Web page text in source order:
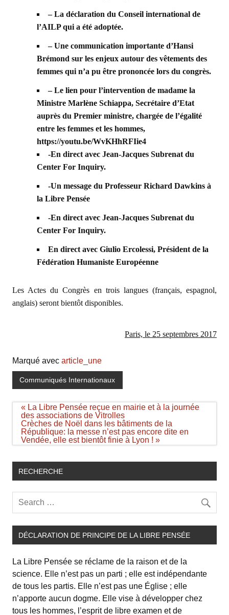
– La déclaration du Conseil international de
l’AILP qui a été adoptée.
– Une communication importante d’Hansi
Brémond sur les enjeux autour des vêtements des
femmes qui n’a pu être prononcée lors du congrès.
– Le lien pour l’intervention de madame la
Ministre Marlène Schiappa, Secrétaire d’Etat
auprès du Premier ministre, chargée de l’égalité
entre les femmes et les hommes,
https://youtu.be/WvKHhRFIie4
-En direct avec Jean-Jacques Subrenat du
Center For Inquiry.
-Un message du Professeur Richard Dawkins à
la Libre Pensée
-En direct avec Jean-Jacques Subrenat du
Center For Inquiry.
En direct avec Giulio Ercolessi, Président de la
Fédération Humaniste Européenne
Les Actes du Congrès en trois langues (français, espagnol,
anglais) seront bientôt disponibles.
Paris, le 25 septembres 2017
Marqué avec article_une
Communiqués Internationaux
Navigation
de
l’article
« La Libre Pensée reçue en mairie et à la journée
des associations de Vitrolles
Crèches de Noël dans les bâtiments de la
République: la messe n’est pas encore dite en
Vendée, elle est bientôt finie à Lyon ! »
RECHERCHE
DÉCLARATION DE PRINCIPE DE LA LIBRE PENSÉE
La Libre Pensée se réclame de la raison et de la
science. Elle n’est pas un parti ; elle est indépendante
de tous les partis. Elle n’est pas une Église ; elle
n’apporte aucun dogme. Elle vise à développer chez
tous les hommes, l’esprit de libre examen et de